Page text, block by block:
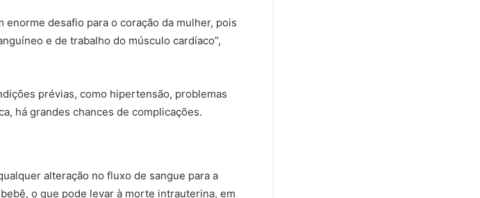
enorme desafio para o coração da mulher, pois
e de trabalho do músculo cardíaco”,
prévias, como hipertensão, problemas
há grandes chances de complicações.
alteração no fluxo de sangue para a
o que pode levar à morte intrauterina, em